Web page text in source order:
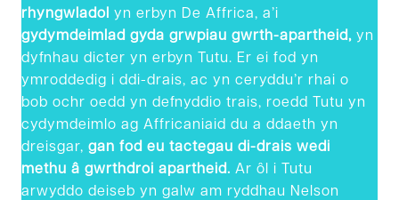
rhyngwladol yn erbyn De Affrica, a’i
gydymdeimlad gyda grwpiau gwrth-apartheid, yn
dyfnhau dicter yn erbyn Tutu. Er ei fod yn
ymroddedig i ddi-drais, ac yn ceryddu’r rhai o
bob ochr oedd yn defnyddio trais, roedd Tutu yn
cydymdeimlo ag Affricaniaid du a ddaeth yn
dreisgar, gan fod eu tactegau di-drais wedi
methu â gwrthdroi apartheid. Ar ôl i Tutu
arwyddo deiseb yn galw am ryddhau Nelson